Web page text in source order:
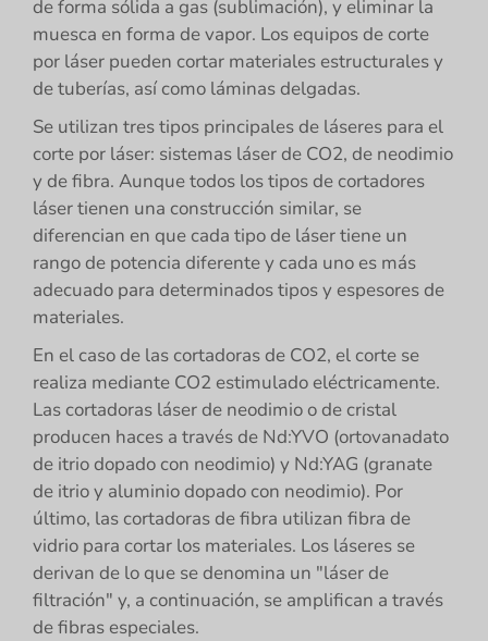
de forma sólida a gas (sublimación), y eliminar la
muesca en forma de vapor. Los equipos de corte
por láser pueden cortar materiales estructurales y
de tuberías, así como láminas delgadas.
Se utilizan tres tipos principales de láseres para el
corte por láser: sistemas láser de CO2, de neodimio
y de fibra. Aunque todos los tipos de cortadores
láser tienen una construcción similar, se
diferencian en que cada tipo de láser tiene un
rango de potencia diferente y cada uno es más
adecuado para determinados tipos y espesores de
materiales.
En el caso de las cortadoras de CO2, el corte se
realiza mediante CO2 estimulado eléctricamente.
Las cortadoras láser de neodimio o de cristal
producen haces a través de Nd:YVO (ortovanadato
de itrio dopado con neodimio) y Nd:YAG (granate
de itrio y aluminio dopado con neodimio). Por
último, las cortadoras de fibra utilizan fibra de
vidrio para cortar los materiales. Los láseres se
derivan de lo que se denomina un "láser de
filtración" y, a continuación, se amplifican a través
de fibras especiales.